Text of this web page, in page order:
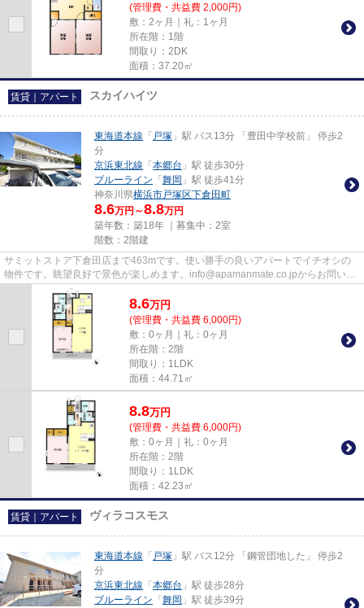
(管理費・共益費 2,000円)
敷：2ヶ月｜礼：1ヶ月
所在階：1階
間取り：2DK
面積：37.20㎡
賃貸｜アパート スカイハイツ
東海道本線 「 戸塚 」駅 バス13分 「豊田中学校前」 停歩2
分
京浜東北線 「 本郷台 」駅 徒歩30分
ブルーライン 「 舞岡 」駅 徒歩41分
神奈川県横浜市戸塚区下倉田町
8.6万円～8.8万円
築年数：築18年 ｜募集中： 2室
階数：2階建
サミットストア下倉田店まで463mです。使い勝手の良いアパートでイチオシの
物件です。眺望良好で景色が楽しめます。info@apamanmate.co.jpからお問い合
わせをお待ちしております。横浜...
8.6万円
(管理費・共益費 6,000円)
敷：0ヶ月｜礼：0ヶ月
所在階：2階
間取り：1LDK
面積：44.71㎡
8.8万円
(管理費・共益費 6,000円)
敷：0ヶ月｜礼：0ヶ月
所在階：2階
間取り：1LDK
面積：42.23㎡
賃貸｜アパート ヴィラコスモス
東海道本線 「 戸塚 」駅 バス12分 「鋼管団地した」 停歩2
分
京浜東北線 「 本郷台 」駅 徒歩28分
ブルーライン 「 舞岡 」駅 徒歩39分